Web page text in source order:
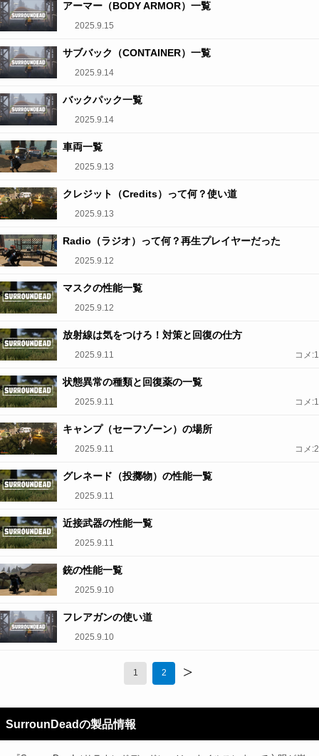
アーマー（BODY ARMOR）一覧
2025.9.15
サブバック（CONTAINER）一覧
2025.9.14
バックパック一覧
2025.9.14
車両一覧
2025.9.13
クレジット（Credits）って何？使い道
2025.9.13
Radio（ラジオ）って何？再生プレイヤーだった
2025.9.12
マスクの性能一覧
2025.9.12
放射線は気をつけろ！対策と回復の仕方
2025.9.11 コメ:1
状態異常の種類と回復薬の一覧
2025.9.11 コメ:1
キャンプ（セーフゾーン）の場所
2025.9.11 コメ:2
グレネード（投擲物）の性能一覧
2025.9.11
近接武器の性能一覧
2025.9.11
銃の性能一覧
2025.9.10
フレアガンの使い道
2025.9.10
1 2 >
SurrounDeadの製品情報